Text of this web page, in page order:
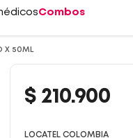
Combos
X 50ML
$ 210.900
LOCATEL COLOMBIA